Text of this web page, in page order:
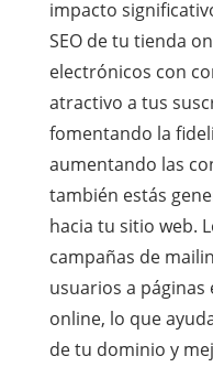
impacto
SEO de tu tienda
electrónicos con
atractivo a tus
fomentando la
aumentando las
también estás
hacia tu sitio web.
campañas de
usuarios a páginas
online, lo que
de tu dominio y